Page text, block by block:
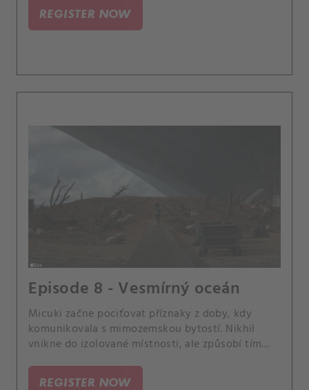
REGISTER NOW
Episode 8 - Vesmírný oceán
Micuki začne pociťovat příznaky z doby, kdy
komunikovala s mimozemskou bytostí. Nikhil
vnikne do izolované místnosti, ale způsobí tím
REGISTER NOW